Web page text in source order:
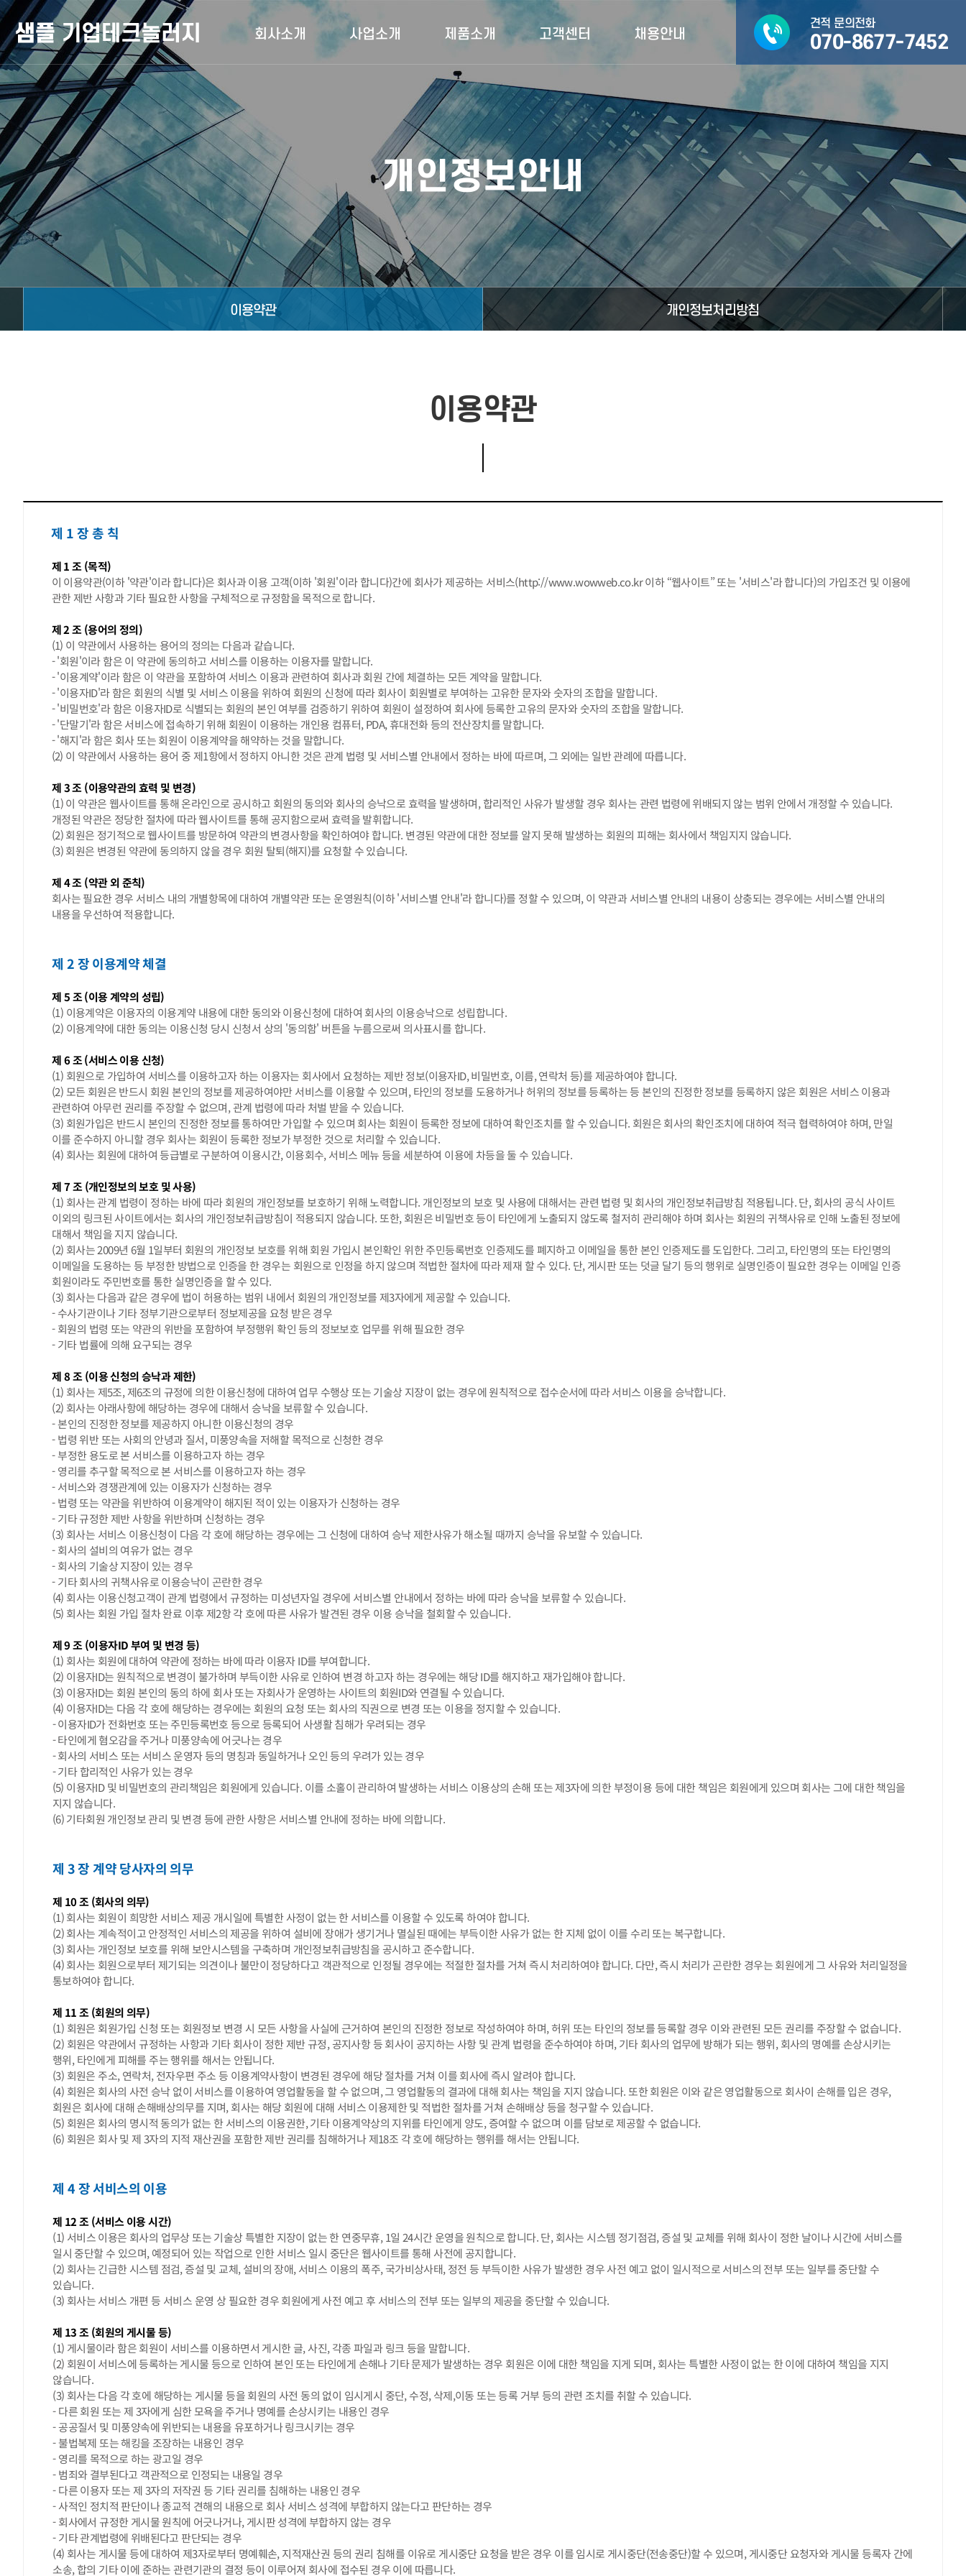
회사소개
연혁
조직도
오시는길
사업소개 제품소개
신제품
제품 01
제품 02
고객센터
자주하는 질문
문의게시판
빠른상담문의
채용안내
견적 문의전화
070-8677-7452
이용약관 개인정보처리방침
개인정보안내
이용약관
제 1 장 총 칙
제 1 조 (목적)
이 이용약관(이하 '약관'이라 합니다)은 회사과 이용 고객(이하 '회원'이라 합니다)간에 회사가 제공하는 서비스(http://www.wowweb.co.kr 이하 “웹사이트” 또는 '서비스'라 합니다)의 가입조건 및 이용에
관한 제반 사항과 기타 필요한 사항을 구체적으로 규정함을 목적으로 합니다.
제 2 조 (용어의 정의)
(1) 이 약관에서 사용하는 용어의 정의는 다음과 같습니다.
- '회원'이라 함은 이 약관에 동의하고 서비스를 이용하는 이용자를 말합니다.
- '이용계약'이라 함은 이 약관을 포함하여 서비스 이용과 관련하여 회사과 회원 간에 체결하는 모든 계약을 말합니다.
- '이용자ID'라 함은 회원의 식별 및 서비스 이용을 위하여 회원의 신청에 따라 회사이 회원별로 부여하는 고유한 문자와 숫자의 조합을 말합니다.
- '비밀번호'라 함은 이용자ID로 식별되는 회원의 본인 여부를 검증하기 위하여 회원이 설정하여 회사에 등록한 고유의 문자와 숫자의 조합을 말합니다.
- '단말기'라 함은 서비스에 접속하기 위해 회원이 이용하는 개인용 컴퓨터, PDA, 휴대전화 등의 전산장치를 말합니다.
- '해지'라 함은 회사 또는 회원이 이용계약을 해약하는 것을 말합니다.
(2) 이 약관에서 사용하는 용어 중 제1항에서 정하지 아니한 것은 관계 법령 및 서비스별 안내에서 정하는 바에 따르며, 그 외에는 일반 관례에 따릅니다.
제 3 조 (이용약관의 효력 및 변경)
(1) 이 약관은 웹사이트를 통해 온라인으로 공시하고 회원의 동의와 회사의 승낙으로 효력을 발생하며, 합리적인 사유가 발생할 경우 회사는 관련 법령에 위배되지 않는 범위 안에서 개정할 수 있습니다.
개정된 약관은 정당한 절차에 따라 웹사이트를 통해 공지함으로써 효력을 발휘합니다.
(2) 회원은 정기적으로 웹사이트를 방문하여 약관의 변경사항을 확인하여야 합니다. 변경된 약관에 대한 정보를 알지 못해 발생하는 회원의 피해는 회사에서 책임지지 않습니다.
(3) 회원은 변경된 약관에 동의하지 않을 경우 회원 탈퇴(해지)를 요청할 수 있습니다.
제 4 조 (약관 외 준칙)
회사는 필요한 경우 서비스 내의 개별항목에 대하여 개별약관 또는 운영원칙(이하 '서비스별 안내'라 합니다)를 정할 수 있으며, 이 약관과 서비스별 안내의 내용이 상충되는 경우에는 서비스별 안내의
내용을 우선하여 적용합니다.
제 2 장 이용계약 체결
제 5 조 (이용 계약의 성립)
(1) 이용계약은 이용자의 이용계약 내용에 대한 동의와 이용신청에 대하여 회사의 이용승낙으로 성립합니다.
(2) 이용계약에 대한 동의는 이용신청 당시 신청서 상의 '동의함' 버튼을 누름으로써 의사표시를 합니다.
제 6 조 (서비스 이용 신청)
(1) 회원으로 가입하여 서비스를 이용하고자 하는 이용자는 회사에서 요청하는 제반 정보(이용자ID, 비밀번호, 이름, 연락처 등)를 제공하여야 합니다.
(2) 모든 회원은 반드시 회원 본인의 정보를 제공하여야만 서비스를 이용할 수 있으며, 타인의 정보를 도용하거나 허위의 정보를 등록하는 등 본인의 진정한 정보를 등록하지 않은 회원은 서비스 이용과
관련하여 아무런 권리를 주장할 수 없으며, 관계 법령에 따라 처벌 받을 수 있습니다.
(3) 회원가입은 반드시 본인의 진정한 정보를 통하여만 가입할 수 있으며 회사는 회원이 등록한 정보에 대하여 확인조치를 할 수 있습니다. 회원은 회사의 확인조치에 대하여 적극 협력하여야 하며, 만일
이를 준수하지 아니할 경우 회사는 회원이 등록한 정보가 부정한 것으로 처리할 수 있습니다.
(4) 회사는 회원에 대하여 등급별로 구분하여 이용시간, 이용회수, 서비스 메뉴 등을 세분하여 이용에 차등을 둘 수 있습니다.
제 7 조 (개인정보의 보호 및 사용)
(1) 회사는 관계 법령이 정하는 바에 따라 회원의 개인정보를 보호하기 위해 노력합니다. 개인정보의 보호 및 사용에 대해서는 관련 법령 및 회사의 개인정보취급방침 적용됩니다. 단, 회사의 공식 사이트
이외의 링크된 사이트에서는 회사의 개인정보취급방침이 적용되지 않습니다. 또한, 회원은 비밀번호 등이 타인에게 노출되지 않도록 철저히 관리해야 하며 회사는 회원의 귀책사유로 인해 노출된 정보에
대해서 책임을 지지 않습니다.
(2) 회사는 2009년 6월 1일부터 회원의 개인정보 보호를 위해 회원 가입시 본인확인 위한 주민등록번호 인증제도를 폐지하고 이메일을 통한 본인 인증제도를 도입한다. 그리고, 타인명의 또는 타인명의
이메일을 도용하는 등 부정한 방법으로 인증을 한 경우는 회원으로 인정을 하지 않으며 적법한 절차에 따라 제재 할 수 있다. 단, 게시판 또는 덧글 달기 등의 행위로 실명인증이 필요한 경우는 이메일 인증
회원이라도 주민번호를 통한 실명인증을 할 수 있다.
(3) 회사는 다음과 같은 경우에 법이 허용하는 범위 내에서 회원의 개인정보를 제3자에게 제공할 수 있습니다.
- 수사기관이나 기타 정부기관으로부터 정보제공을 요청 받은 경우
- 회원의 법령 또는 약관의 위반을 포함하여 부정행위 확인 등의 정보보호 업무를 위해 필요한 경우
- 기타 법률에 의해 요구되는 경우
제 8 조 (이용 신청의 승낙과 제한)
(1) 회사는 제5조, 제6조의 규정에 의한 이용신청에 대하여 업무 수행상 또는 기술상 지장이 없는 경우에 원칙적으로 접수순서에 따라 서비스 이용을 승낙합니다.
(2) 회사는 아래사항에 해당하는 경우에 대해서 승낙을 보류할 수 있습니다.
- 본인의 진정한 정보를 제공하지 아니한 이용신청의 경우
- 법령 위반 또는 사회의 안녕과 질서, 미풍양속을 저해할 목적으로 신청한 경우
- 부정한 용도로 본 서비스를 이용하고자 하는 경우
- 영리를 추구할 목적으로 본 서비스를 이용하고자 하는 경우
- 서비스와 경쟁관계에 있는 이용자가 신청하는 경우
- 법령 또는 약관을 위반하여 이용계약이 해지된 적이 있는 이용자가 신청하는 경우
- 기타 규정한 제반 사항을 위반하며 신청하는 경우
(3) 회사는 서비스 이용신청이 다음 각 호에 해당하는 경우에는 그 신청에 대하여 승낙 제한사유가 해소될 때까지 승낙을 유보할 수 있습니다.
- 회사의 설비의 여유가 없는 경우
- 회사의 기술상 지장이 있는 경우
- 기타 회사의 귀책사유로 이용승낙이 곤란한 경우
(4) 회사는 이용신청고객이 관계 법령에서 규정하는 미성년자일 경우에 서비스별 안내에서 정하는 바에 따라 승낙을 보류할 수 있습니다.
(5) 회사는 회원 가입 절차 완료 이후 제2항 각 호에 따른 사유가 발견된 경우 이용 승낙을 철회할 수 있습니다.
제 9 조 (이용자ID 부여 및 변경 등)
(1) 회사는 회원에 대하여 약관에 정하는 바에 따라 이용자 ID를 부여합니다.
(2) 이용자ID는 원칙적으로 변경이 불가하며 부득이한 사유로 인하여 변경 하고자 하는 경우에는 해당 ID를 해지하고 재가입해야 합니다.
(3) 이용자ID는 회원 본인의 동의 하에 회사 또는 자회사가 운영하는 사이트의 회원ID와 연결될 수 있습니다.
(4) 이용자ID는 다음 각 호에 해당하는 경우에는 회원의 요청 또는 회사의 직권으로 변경 또는 이용을 정지할 수 있습니다.
- 이용자ID가 전화번호 또는 주민등록번호 등으로 등록되어 사생활 침해가 우려되는 경우
- 타인에게 혐오감을 주거나 미풍양속에 어긋나는 경우
- 회사의 서비스 또는 서비스 운영자 등의 명칭과 동일하거나 오인 등의 우려가 있는 경우
- 기타 합리적인 사유가 있는 경우
(5) 이용자ID 및 비밀번호의 관리책임은 회원에게 있습니다. 이를 소홀이 관리하여 발생하는 서비스 이용상의 손해 또는 제3자에 의한 부정이용 등에 대한 책임은 회원에게 있으며 회사는 그에 대한 책임을
지지 않습니다.
(6) 기타회원 개인정보 관리 및 변경 등에 관한 사항은 서비스별 안내에 정하는 바에 의합니다.
제 3 장 계약 당사자의 의무
제 10 조 (회사의 의무)
(1) 회사는 회원이 희망한 서비스 제공 개시일에 특별한 사정이 없는 한 서비스를 이용할 수 있도록 하여야 합니다.
(2) 회사는 계속적이고 안정적인 서비스의 제공을 위하여 설비에 장애가 생기거나 멸실된 때에는 부득이한 사유가 없는 한 지체 없이 이를 수리 또는 복구합니다.
(3) 회사는 개인정보 보호를 위해 보안시스템을 구축하며 개인정보취급방침을 공시하고 준수합니다.
(4) 회사는 회원으로부터 제기되는 의견이나 불만이 정당하다고 객관적으로 인정될 경우에는 적절한 절차를 거쳐 즉시 처리하여야 합니다. 다만, 즉시 처리가 곤란한 경우는 회원에게 그 사유와 처리일정을
통보하여야 합니다.
제 11 조 (회원의 의무)
(1) 회원은 회원가입 신청 또는 회원정보 변경 시 모든 사항을 사실에 근거하여 본인의 진정한 정보로 작성하여야 하며, 허위 또는 타인의 정보를 등록할 경우 이와 관련된 모든 권리를 주장할 수 없습니다.
(2) 회원은 약관에서 규정하는 사항과 기타 회사이 정한 제반 규정, 공지사항 등 회사이 공지하는 사항 및 관계 법령을 준수하여야 하며, 기타 회사의 업무에 방해가 되는 행위, 회사의 명예를 손상시키는
행위, 타인에게 피해를 주는 행위를 해서는 안됩니다.
(3) 회원은 주소, 연락처, 전자우편 주소 등 이용계약사항이 변경된 경우에 해당 절차를 거쳐 이를 회사에 즉시 알려야 합니다.
(4) 회원은 회사의 사전 승낙 없이 서비스를 이용하여 영업활동을 할 수 없으며, 그 영업활동의 결과에 대해 회사는 책임을 지지 않습니다. 또한 회원은 이와 같은 영업활동으로 회사이 손해를 입은 경우,
회원은 회사에 대해 손해배상의무를 지며, 회사는 해당 회원에 대해 서비스 이용제한 및 적법한 절차를 거쳐 손해배상 등을 청구할 수 있습니다.
(5) 회원은 회사의 명시적 동의가 없는 한 서비스의 이용권한, 기타 이용계약상의 지위를 타인에게 양도, 증여할 수 없으며 이를 담보로 제공할 수 없습니다.
(6) 회원은 회사 및 제 3자의 지적 재산권을 포함한 제반 권리를 침해하거나 제18조 각 호에 해당하는 행위를 해서는 안됩니다.
제 4 장 서비스의 이용
제 12 조 (서비스 이용 시간)
(1) 서비스 이용은 회사의 업무상 또는 기술상 특별한 지장이 없는 한 연중무휴, 1일 24시간 운영을 원칙으로 합니다. 단, 회사는 시스템 정기점검, 증설 및 교체를 위해 회사이 정한 날이나 시간에 서비스를
일시 중단할 수 있으며, 예정되어 있는 작업으로 인한 서비스 일시 중단은 웹사이트를 통해 사전에 공지합니다.
(2) 회사는 긴급한 시스템 점검, 증설 및 교체, 설비의 장애, 서비스 이용의 폭주, 국가비상사태, 정전 등 부득이한 사유가 발생한 경우 사전 예고 없이 일시적으로 서비스의 전부 또는 일부를 중단할 수
있습니다.
(3) 회사는 서비스 개편 등 서비스 운영 상 필요한 경우 회원에게 사전 예고 후 서비스의 전부 또는 일부의 제공을 중단할 수 있습니다.
제 13 조 (회원의 게시물 등)
(1) 게시물이라 함은 회원이 서비스를 이용하면서 게시한 글, 사진, 각종 파일과 링크 등을 말합니다.
(2) 회원이 서비스에 등록하는 게시물 등으로 인하여 본인 또는 타인에게 손해나 기타 문제가 발생하는 경우 회원은 이에 대한 책임을 지게 되며, 회사는 특별한 사정이 없는 한 이에 대하여 책임을 지지
않습니다.
(3) 회사는 다음 각 호에 해당하는 게시물 등을 회원의 사전 동의 없이 임시게시 중단, 수정, 삭제,이동 또는 등록 거부 등의 관련 조치를 취할 수 있습니다.
- 다른 회원 또는 제 3자에게 심한 모욕을 주거나 명예를 손상시키는 내용인 경우
- 공공질서 및 미풍양속에 위반되는 내용을 유포하거나 링크시키는 경우
- 불법복제 또는 해킹을 조장하는 내용인 경우
- 영리를 목적으로 하는 광고일 경우
- 범죄와 결부된다고 객관적으로 인정되는 내용일 경우
- 다른 이용자 또는 제 3자의 저작권 등 기타 권리를 침해하는 내용인 경우
- 사적인 정치적 판단이나 종교적 견해의 내용으로 회사 서비스 성격에 부합하지 않는다고 판단하는 경우
- 회사에서 규정한 게시물 원칙에 어긋나거나, 게시판 성격에 부합하지 않는 경우
- 기타 관계법령에 위배된다고 판단되는 경우
(4) 회사는 게시물 등에 대하여 제3자로부터 명예훼손, 지적재산권 등의 권리 침해를 이유로 게시중단 요청을 받은 경우 이를 임시로 게시중단(전송중단)할 수 있으며, 게시중단 요청자와 게시물 등록자 간에
소송, 합의 기타 이에 준하는 관련기관의 결정 등이 이루어져 회사에 접수된 경우 이에 따릅니다.